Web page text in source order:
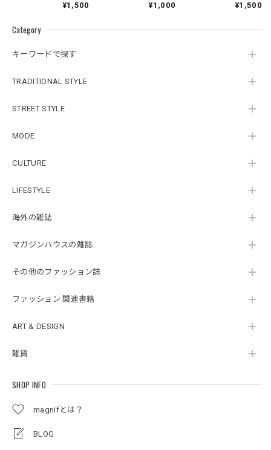
Category
キーワードで探す
TRADITIONAL STYLE
STREET STYLE
MODE
CULTURE
LIFESTYLE
海外の雑誌
マガジンハウスの雑誌
その他のファッション誌
ファッション 関連書籍
ART & DESIGN
雑貨
SHOP INFO
magnifとは？
BLOG
¥1,500 ¥1,000 ¥1,500